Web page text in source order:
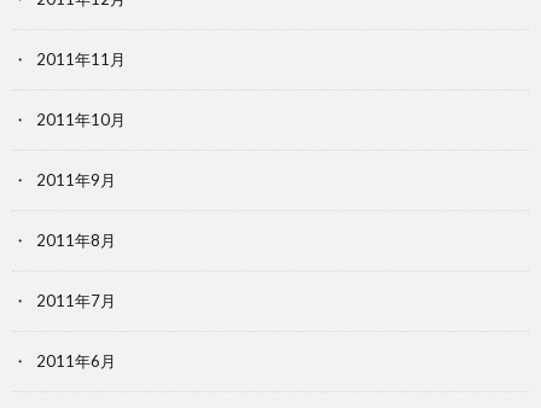
2011年11月
2011年10月
2011年9月
2011年8月
2011年7月
2011年6月